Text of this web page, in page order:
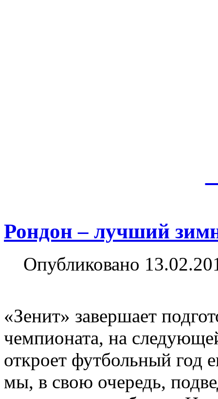
Рондон – лучший
Опубликовано
«Зенит» завершает
чемпионата, на
откроет футбольный год
мы, в свою очередь,